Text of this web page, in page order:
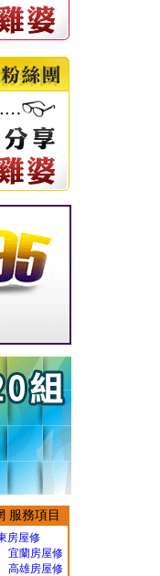
服務項目
房屋修
宜蘭房屋修
高雄房屋修